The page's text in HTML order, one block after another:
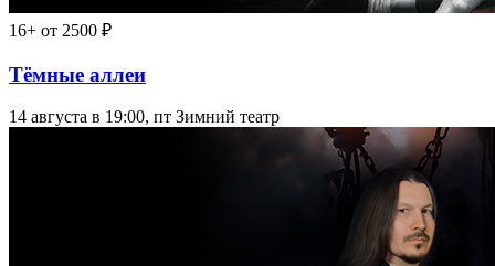
16+ от 2500 ₽
Тёмные аллеи
14 августа в 19:00, пт Зимний театр